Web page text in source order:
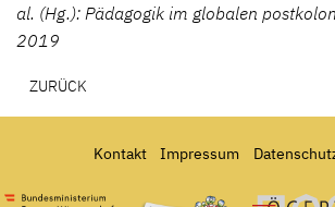
al. (Hg.): Pädagogik im globalen
2019
ZURÜCK
Kontakt Impressum
Bundesministerium für Frauen, Wissenschaft und
Österreichisches Ö-Cert